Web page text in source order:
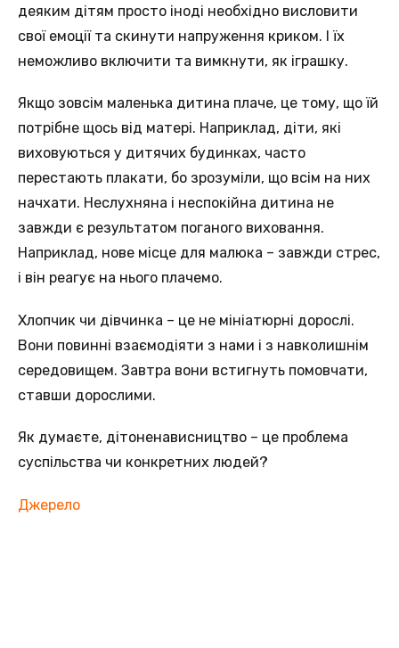
деяким дітям просто іноді необхідно висловити
свої емоції та скинути напруження криком. І їх
неможливо включити та вимкнути, як іграшку.
Якщо зовсім маленька дитина плаче, це тому, що їй
потрібне щось від матері. Наприклад, діти, які
виховуються у дитячих будинках, часто
перестають плакати, бо зрозуміли, що всім на них
начхати. Неслухняна і неспокійна дитина не
завжди є результатом поганого виховання.
Наприклад, нове місце для малюка – завжди стрес,
і він реагує на нього плачемо.
Хлопчик чи дівчинка – це не мініатюрні дорослі.
Вони повинні взаємодіяти з нами і з навколишнім
середовищем. Завтра вони встигнуть помовчати,
ставши дорослими.
Як думаєте, дітоненависництво – це проблема
суспільства чи конкретних людей?
Джерело